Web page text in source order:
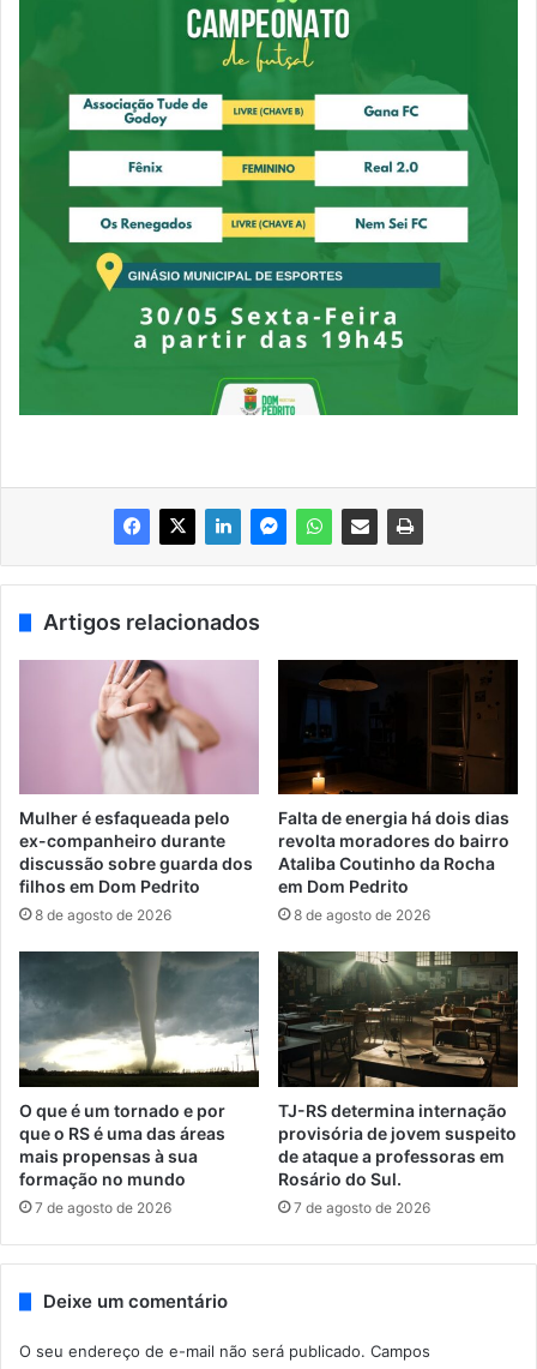
Artigos relacionados
Mulher é esfaqueada pelo
ex-companheiro durante
discussão sobre guarda dos
filhos em Dom Pedrito
8 de agosto de 2026
Falta de energia há dois dias
revolta moradores do bairro
Ataliba Coutinho da Rocha
em Dom Pedrito
8 de agosto de 2026
O que é um tornado e por
que o RS é uma das áreas
mais propensas à sua
formação no mundo
7 de agosto de 2026
TJ-RS determina internação
provisória de jovem suspeito
de ataque a professoras em
Rosário do Sul.
7 de agosto de 2026
Deixe um comentário
O seu endereço de e-mail não será publicado. Campos